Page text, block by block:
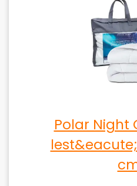
Polar Night